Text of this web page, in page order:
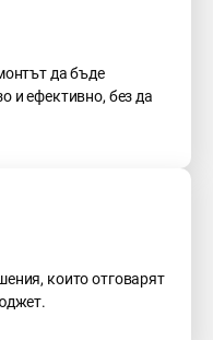
да бъде
и ефективно, без да
които отговарят